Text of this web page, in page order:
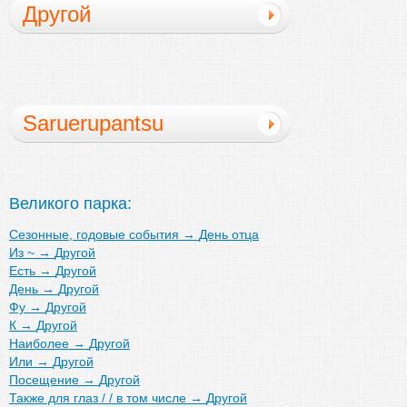
Другой
Saruerupantsu
Великого парка:
Сезонные, годовые события → День отца
Из ~ → Другой
Есть → Другой
День → Другой
Фу → Другой
К → Другой
Наиболее → Другой
Или → Другой
Посещение → Другой
Также для глаз / / в том числе → Другой